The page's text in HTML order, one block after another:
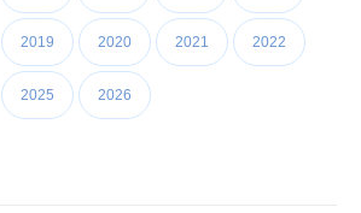
2019 2020 2021 2022
2025 2026